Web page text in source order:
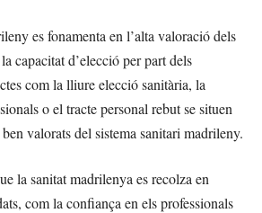
es fonamenta en l’alta valoració dels
capacitat d’elecció per part dels
com la lliure elecció sanitària, la
o el tracte personal rebut se situen
valorats del sistema sanitari madrileny.
la sanitat madrilenya es recolza en
com la confiança en els professionals